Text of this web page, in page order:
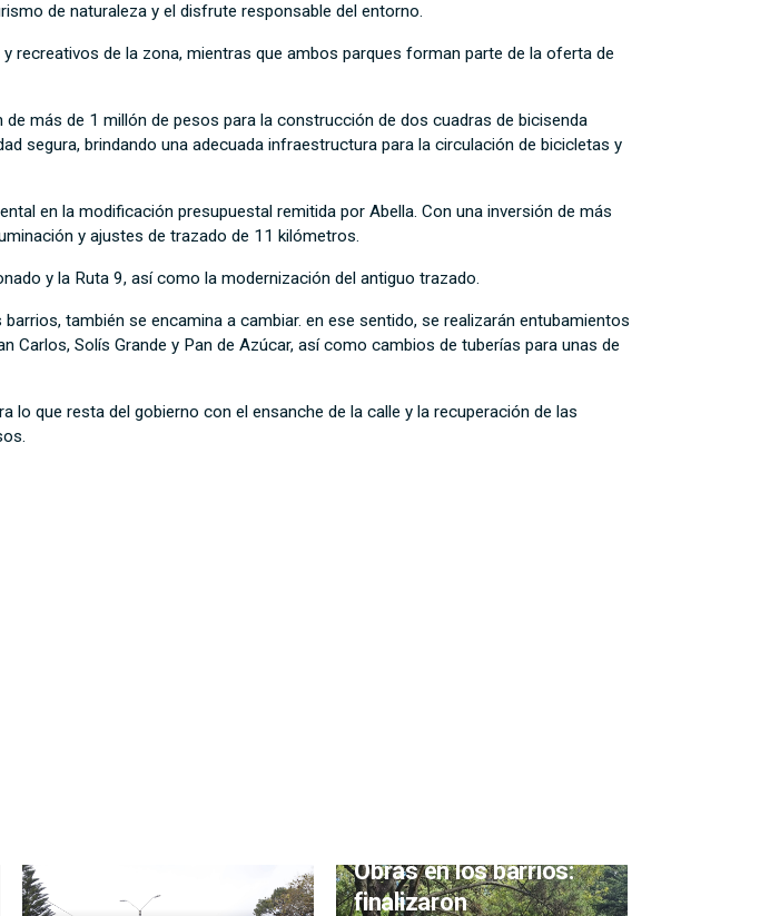
de naturaleza y el disfrute responsable del entorno.
recreativos de la zona, mientras que ambos parques forman parte de la oferta de
más de 1 millón de pesos para la construcción de dos cuadras de bicisenda
segura, brindando una adecuada infraestructura para la circulación de bicicletas y
en la modificación presupuestal remitida por Abella. Con una inversión de más
y ajustes de trazado de 11 kilómetros.
y la Ruta 9, así como la modernización del antiguo trazado.
también se encamina a cambiar. en ese sentido, se realizarán entubamientos
Carlos, Solís Grande y Pan de Azúcar, así como cambios de tuberías para unas de
que resta del gobierno con el ensanche de la calle y la recuperación de las
Obras en los barrios:
finalizaron